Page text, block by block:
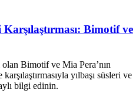
Bimotif ve
Bimotif ve Mia Pera’nın
yılbaşı süsleri ve
bilgi edinin.